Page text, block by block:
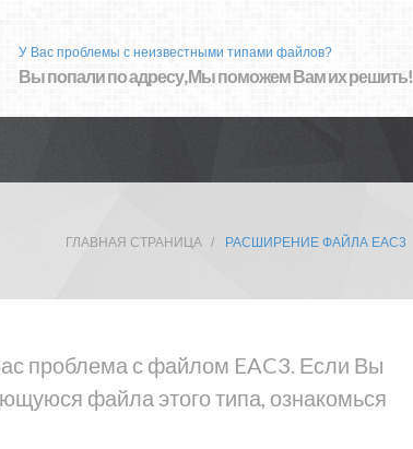
У Вас проблемы с неизвестными типами файлов?
Вы попали по адресу, Мы поможем Вам их решить!
ГЛАВНАЯ СТРАНИЦА РАСШИРЕНИЕ ФАЙЛА EAC3
проблема с файлом EAC3. Если Вы
файла этого типа, ознакомься